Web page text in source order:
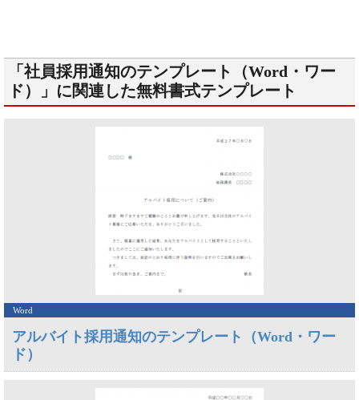
「社員採用通知のテンプレート（Word・ワー
ド）」に関連した無料書式テンプレート
Word
アルバイト採用通知のテンプレート（Word・ワー
ド）